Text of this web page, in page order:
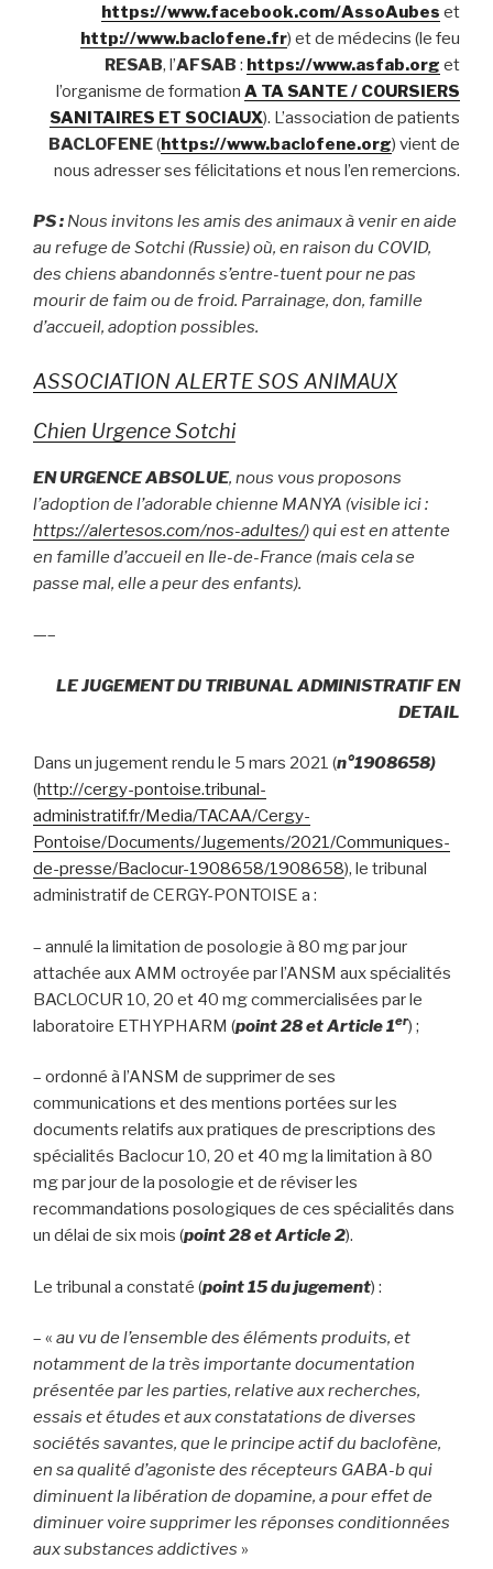
https://www.facebook.com/AssoAubes et
http://www.baclofene.fr) et de médecins (le feu
RESAB, l’AFSAB : https://www.asfab.org et
l’organisme de formation A TA SANTE / COURSIERS
SANITAIRES ET SOCIAUX). L’association de patients
BACLOFENE(https://www.baclofene.org) vient de
nous adresser ses félicitations et nous l’en remercions.
PS : Nous invitons les amis des animaux à venir en aide
au refuge de Sotchi (Russie) où, en raison du COVID,
des chiens abandonnés s’entre-tuent pour ne pas
mourir de faim ou de froid. Parrainage, don, famille
d’accueil, adoption possibles.
ASSOCIATION ALERTE SOS ANIMAUX
Chien Urgence Sotchi
EN URGENCE ABSOLUE, nous vous proposons
l’adoption de l’adorable chienne MANYA (visible ici :
https://alertesos.com/nos-adultes/) qui est en attente
en famille d’accueil en Ile-de-France (mais cela se
passe mal, elle a peur des enfants).
—–
LE JUGEMENT DU TRIBUNAL ADMINISTRATIF EN
DETAIL
Dans un jugement rendu le 5 mars 2021 (n°1908658)
(http://cergy-pontoise.tribunal-
administratif.fr/Media/TACAA/Cergy-
Pontoise/Documents/Jugements/2021/Communiques-
de-presse/Baclocur-1908658/1908658), le tribunal
administratif de CERGY-PONTOISE a :
– annulé la limitation de posologie à 80 mg par jour
attachée aux AMM octroyée par l’ANSM aux spécialités
BACLOCUR 10, 20 et 40 mg commercialisées par le
laboratoire ETHYPHARM (point 28 et Article 1er) ;
– ordonné à l’ANSM de supprimer de ses
communications et des mentions portées sur les
documents relatifs aux pratiques de prescriptions des
spécialités Baclocur 10, 20 et 40 mg la limitation à 80
mg par jour de la posologie et de réviser les
recommandations posologiques de ces spécialités dans
un délai de six mois (point 28 et Article 2).
Le tribunal a constaté (point 15du jugement) :
– « au vu de l’ensemble des éléments produits, et
notamment de la très importante documentation
présentée par les parties, relative aux recherches,
essais et études et aux constatations de diverses
sociétés savantes, que le principe actif du baclofène,
en sa qualité d’agoniste des récepteurs GABA-b qui
diminuent la libération de dopamine, a pour effet de
diminuer voire supprimer les réponses conditionnées
aux substances addictives »